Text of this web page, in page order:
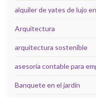
alquiler de yates de lujo
Arquitectura
arquitectura sostenible
asesoría contable para
Banquete en el jardín